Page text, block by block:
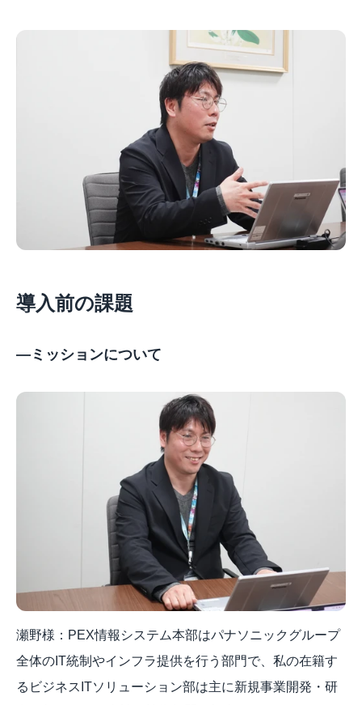
導入前の課題
—ミッションについて
瀬野様：PEX情報システム本部はパナソニックグループ
全体のIT統制やインフラ提供を行う部門で、私の在籍す
るビジネスITソリューション部は主に新規事業開発・研